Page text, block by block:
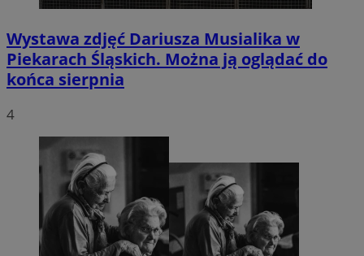
Wystawa zdjęć Dariusza Musialika w
Piekarach Śląskich. Można ją oglądać do
końca sierpnia
4